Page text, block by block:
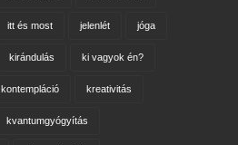
itt és most jelenlét jóga
kirándulás ki vagyok én?
kontempláció kreativitás
kvantumgyógyítás